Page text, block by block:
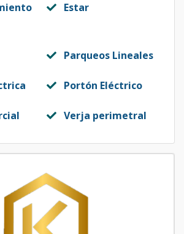
Estar
Parqueos Lineales
Portón Eléctrico
Verja perimetral